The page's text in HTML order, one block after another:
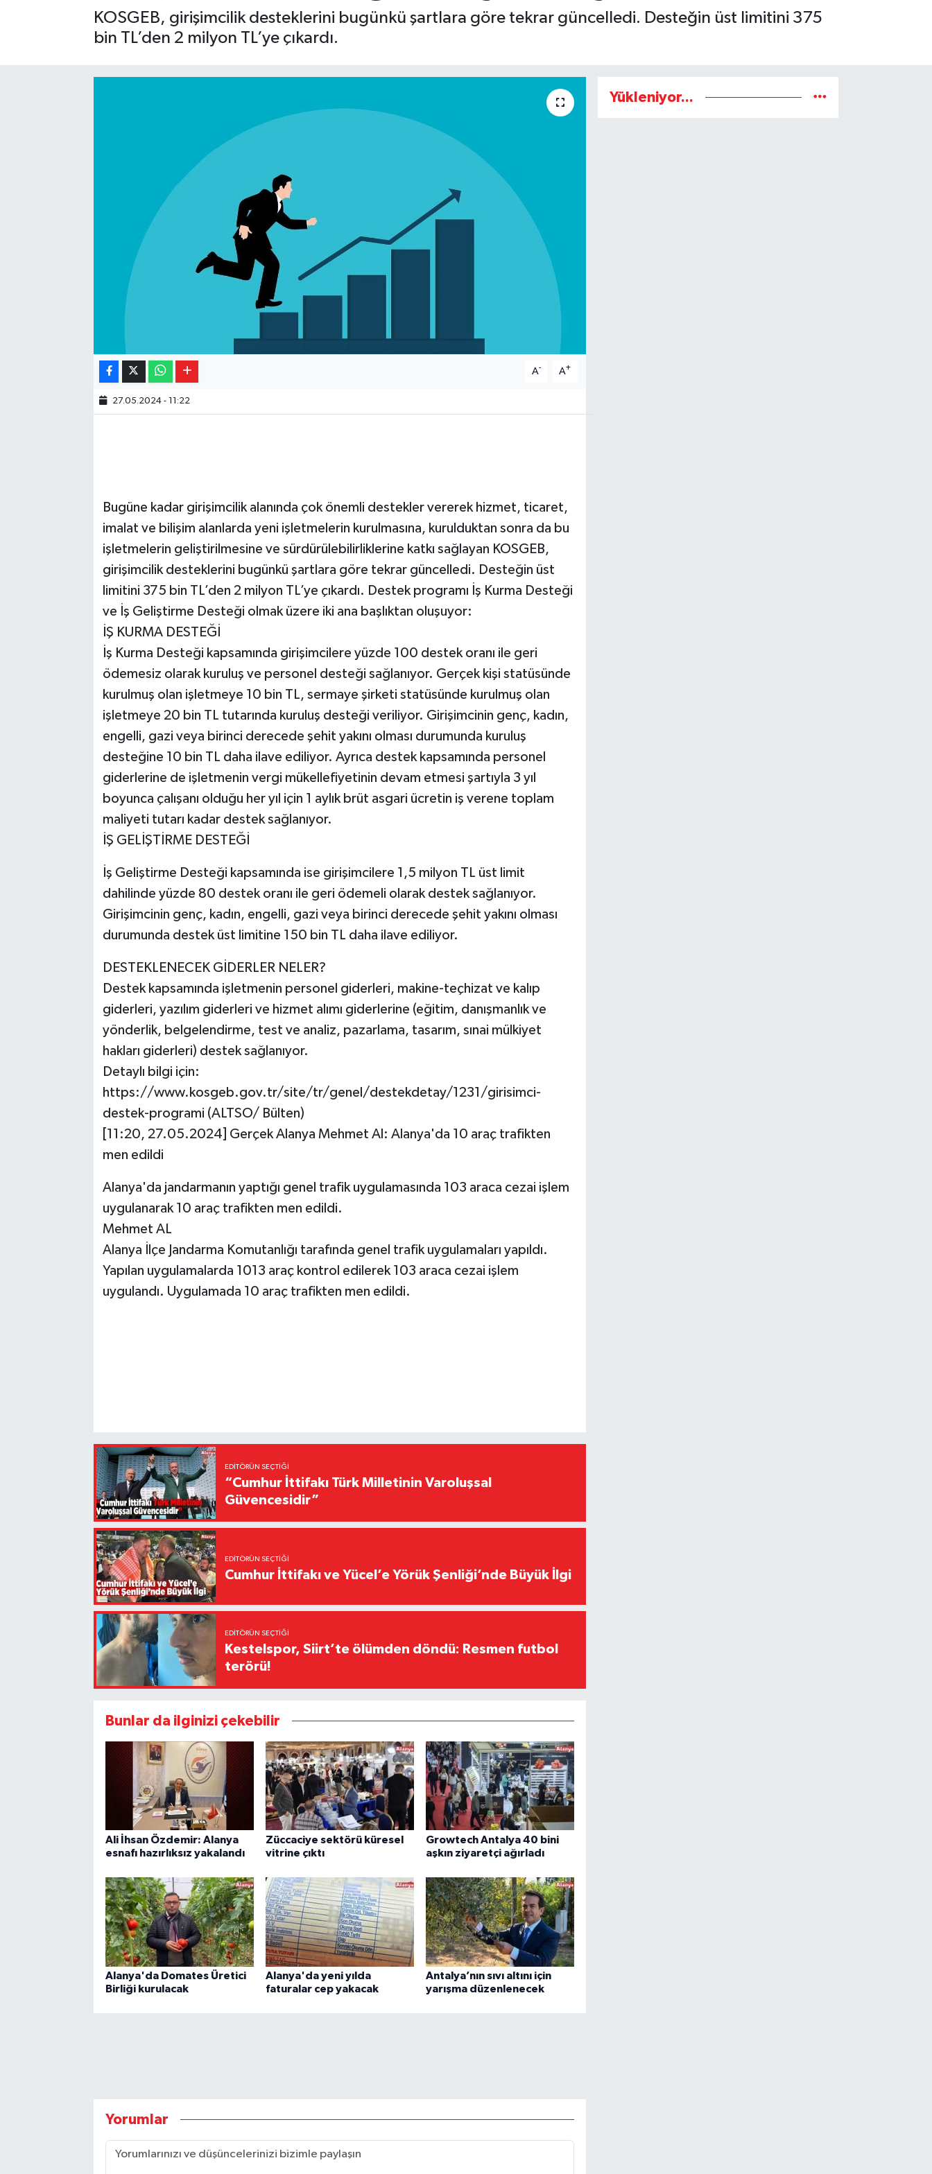
KOSGEB, girişimcilik desteklerini bugünkü şartlara göre tekrar güncelledi. Desteğin üst limitini 375
bin TL’den 2 milyon TL’ye çıkardı.
A- A+
27.05.2024 - 11:22
Bugüne kadar girişimcilik alanında çok önemli destekler vererek hizmet, ticaret,
imalat ve bilişim alanlarda yeni işletmelerin kurulmasına, kurulduktan sonra da bu
işletmelerin geliştirilmesine ve sürdürülebilirliklerine katkı sağlayan KOSGEB,
girişimcilik desteklerini bugünkü şartlara göre tekrar güncelledi. Desteğin üst
limitini 375 bin TL’den 2 milyon TL’ye çıkardı. Destek programı İş Kurma Desteği
ve İş Geliştirme Desteği olmak üzere iki ana başlıktan oluşuyor:
İŞ KURMA DESTEĞİ
İş Kurma Desteği kapsamında girişimcilere yüzde 100 destek oranı ile geri
ödemesiz olarak kuruluş ve personel desteği sağlanıyor. Gerçek kişi statüsünde
kurulmuş olan işletmeye 10 bin TL, sermaye şirketi statüsünde kurulmuş olan
işletmeye 20 bin TL tutarında kuruluş desteği veriliyor. Girişimcinin genç, kadın,
engelli, gazi veya birinci derecede şehit yakını olması durumunda kuruluş
desteğine 10 bin TL daha ilave ediliyor. Ayrıca destek kapsamında personel
giderlerine de işletmenin vergi mükellefiyetinin devam etmesi şartıyla 3 yıl
boyunca çalışanı olduğu her yıl için 1 aylık brüt asgari ücretin iş verene toplam
maliyeti tutarı kadar destek sağlanıyor.
İŞ GELİŞTİRME DESTEĞİ
İş Geliştirme Desteği kapsamında ise girişimcilere 1,5 milyon TL üst limit
dahilinde yüzde 80 destek oranı ile geri ödemeli olarak destek sağlanıyor.
Girişimcinin genç, kadın, engelli, gazi veya birinci derecede şehit yakını olması
durumunda destek üst limitine 150 bin TL daha ilave ediliyor.
DESTEKLENECEK GİDERLER NELER?
Destek kapsamında işletmenin personel giderleri, makine-teçhizat ve kalıp
giderleri, yazılım giderleri ve hizmet alımı giderlerine (eğitim, danışmanlık ve
yönderlik, belgelendirme, test ve analiz, pazarlama, tasarım, sınai mülkiyet
hakları giderleri) destek sağlanıyor.
Detaylı bilgi için:
https://www.kosgeb.gov.tr/site/tr/genel/destekdetay/1231/girisimci-
destek-programi (ALTSO/ Bülten)
[11:20, 27.05.2024] Gerçek Alanya Mehmet Al: Alanya'da 10 araç trafikten
men edildi
Alanya'da jandarmanın yaptığı genel trafik uygulamasında 103 araca cezai işlem
uygulanarak 10 araç trafikten men edildi.
Mehmet AL
Alanya İlçe Jandarma Komutanlığı tarafında genel trafik uygulamaları yapıldı.
Yapılan uygulamalarda 1013 araç kontrol edilerek 103 araca cezai işlem
uygulandı. Uygulamada 10 araç trafikten men edildi.
EDITÖRÜN SEÇTIĞI
“Cumhur İttifakı Türk Milletinin Varoluşsal
Güvencesidir”
EDITÖRÜN SEÇTIĞI
Cumhur İttifakı ve Yücel’e Yörük Şenliği’nde Büyük İlgi
EDITÖRÜN SEÇTIĞI
Kestelspor, Siirt’te ölümden döndü: Resmen futbol
terörü!
Bunlar da ilginizi çekebilir
Ali İhsan Özdemir: Alanya
esnafı hazırlıksız yakalandı
Züccaciye sektörü küresel
vitrine çıktı
Growtech Antalya 40 bini
aşkın ziyaretçi ağırladı
Alanya'da Domates Üretici
Birliği kurulacak
Alanya'da yeni yılda
faturalar cep yakacak
Antalya’nın sıvı altını için
yarışma düzenlenecek
Yorumlar
Yükleniyor...
Gizlilik İlkeleri - Privacy Policy